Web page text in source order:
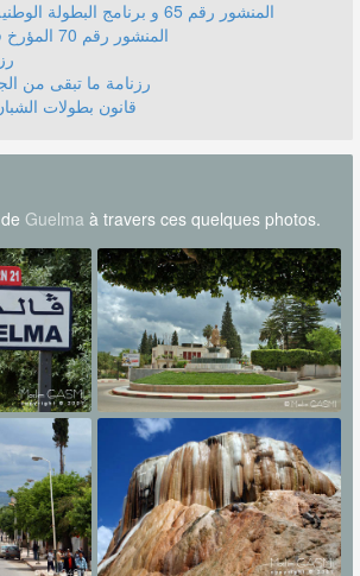
المنشور رقم 70 المؤرخ في 22 فيفري 2026
رزنامة ما تبقى من
قانون بطولات الشبان
Guelmaà travers ces quelques photos.